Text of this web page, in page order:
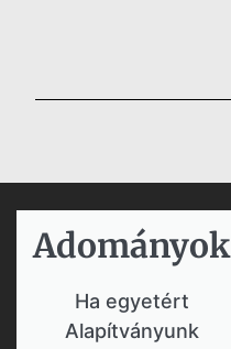
Adományok​
Ha egyetért
Alapítványunk